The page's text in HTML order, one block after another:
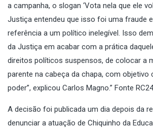
a campanha, o slogan ‘Vota nela que ele
Justiça entendeu que isso foi uma fraude
referência a um político inelegível. Isso
da Justiça em acabar com a prática
direitos políticos suspensos, de colocar a
parente na cabeça da chapa, com objetivo
poder”, explicou Carlos Magno.” Fonte RC24
A decisão foi publicada um dia depois da
denunciar a atuação de Chiquinho da